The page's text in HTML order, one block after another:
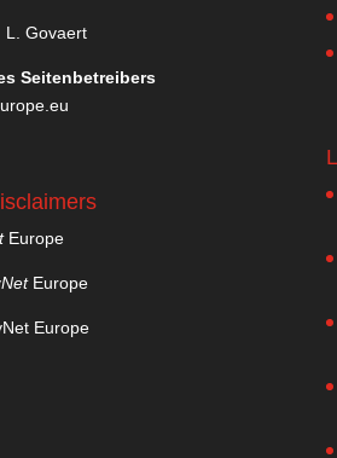
Govaert
Seitenbetreibers
Europe
NetEurope
Europe